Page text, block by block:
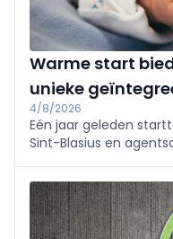
Warme start
unieke
4/8/2026
Eén jaar geleden
Sint-Blasius en
jonge gezinnen al
ondersteunt tijdens
ouderschap.